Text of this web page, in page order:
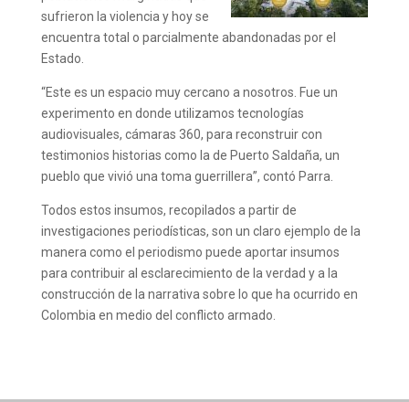
sufrieron la violencia y hoy se
encuentra total o parcialmente abandonadas por el
Estado.
“Este es un espacio muy cercano a nosotros. Fue un
experimento en donde utilizamos tecnologías
audiovisuales, cámaras 360, para reconstruir con
testimonios historias como la de Puerto Saldaña, un
pueblo que vivió una toma guerrillera”, contó Parra.
Todos estos insumos, recopilados a partir de
investigaciones periodísticas, son un claro ejemplo de la
manera como el periodismo puede aportar insumos
para contribuir al esclarecimiento de la verdad y a la
construcción de la narrativa sobre lo que ha ocurrido en
Colombia en medio del conflicto armado.